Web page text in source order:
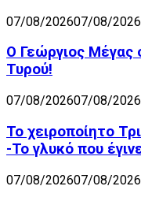
07/08/202607/08/2026
Ο Γεώργιος Μέγας
Τυρού!
07/08/202607/08/2026
Το χειροποίητο
-Το γλυκό που
07/08/202607/08/2026